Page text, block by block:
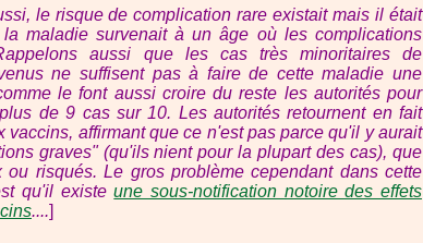
le risque de complication rare existait mais il était
maladie survenait à un âge où les complications
aussi que les cas très minoritaires de
ne suffisent pas à faire de cette maladie une
le font aussi croire du reste les autorités pour
de 9 cas sur 10. Les autorités retournent en fait
vaccins, affirmant que ce n'est pas parce qu'il y aurait
graves" (qu'ils nient pour la plupart des cas), que
risqués. Le gros problème cependant dans cette
qu'il existeune sous-notification notoire des effets
....]